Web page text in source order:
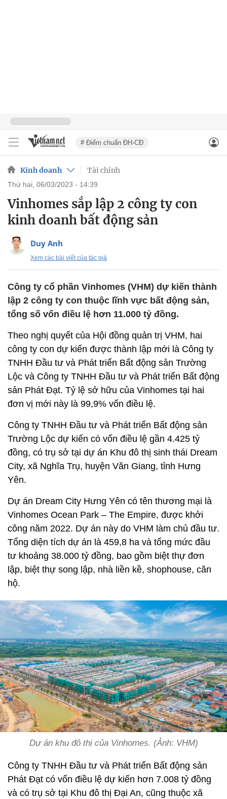
# Điểm chuẩn ĐH-CĐ
Kinh doanh Tài chính
thứ hai, 06/03/2023 - 14:39
Vinhomes sắp lập 2 công ty con
kinh doanh bất động sản
Duy Anh
Xem các bài viết của tác giả
Công ty cổ phần Vinhomes (VHM) dự kiến thành
lập 2 công ty con thuộc lĩnh vực bất động sản,
tổng số vốn điều lệ hơn 11.000 tỷ đồng.
Theo nghị quyết của Hội đồng quản trị VHM, hai
công ty con dự kiến được thành lập mới là Công ty
TNHH Đầu tư và Phát triển Bất động sản Trường
Lộc và Công ty TNHH Đầu tư và Phát triển Bất động
sản Phát Đạt. Tỷ lệ sở hữu của Vinhomes tại hai
đơn vị mới này là 99,9% vốn điều lệ.
Công ty TNHH Đầu tư và Phát triển Bất động sản
Trường Lộc dự kiến có vốn điều lệ gần 4.425 tỷ
đồng, có trụ sở tại dự án Khu đô thị sinh thái Dream
City, xã Nghĩa Trụ, huyện Văn Giang, tỉnh Hưng
Yên.
Dự án Dream City Hưng Yên có tên thương mại là
Vinhomes Ocean Park – The Empire, được khởi
công năm 2022. Dự án này do VHM làm chủ đầu tư.
Tổng diện tích dự án là 459,8 ha và tổng mức đầu
tư khoảng 38.000 tỷ đồng, bao gồm biệt thự đơn
lập, biệt thự song lập, nhà liền kề, shophouse, căn
hộ.
Dự án khu đô thị của Vinhomes. (Ảnh: VHM)
Công ty TNHH Đầu tư và Phát triển Bất động sản
Phát Đạt có vốn điều lệ dự kiến hơn 7.008 tỷ đồng
và có trụ sở tại Khu đô thị Đại An, cũng thuộc xã